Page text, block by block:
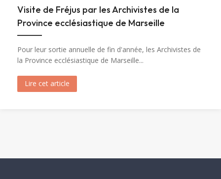
Visite de Fréjus par les Archivistes de la
Province ecclésiastique de Marseille
Pour leur sortie annuelle de fin d'année, les Archivistes de
la Province ecclésiastique de Marseille...
Lire cet article